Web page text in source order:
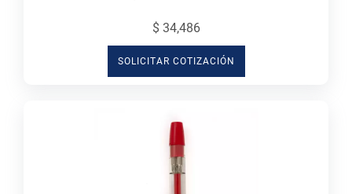
$ 34,486
SOLICITAR COTIZACIÓN